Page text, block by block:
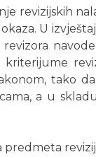
revizijskih
U
navode
tako
a u